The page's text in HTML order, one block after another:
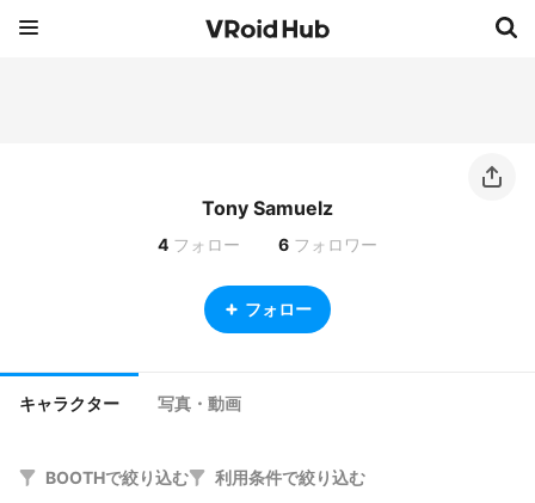
Tony Samuelz
4 フォロー 6 フォロワー
フォロー
キャラクター 写真・動画
BOOTHで絞り込む 利用条件で絞り込む